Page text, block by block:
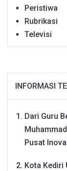
Peristiwa
Rubrikasi
Televisi
INFORMASI
Dari Guru
Pusat
Kota Kediri